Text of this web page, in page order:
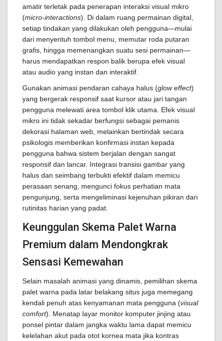
amatir terletak pada penerapan interaksi visual mikro
(micro-interactions). Di dalam ruang permainan digital,
setiap tindakan yang dilakukan oleh pengguna—mulai
dari menyentuh tombol menu, memutar roda putaran
grafis, hingga memenangkan suatu sesi permainan—
harus mendapatkan respon balik berupa efek visual
atau audio yang instan dan interaktif.
Gunakan animasi pendaran cahaya halus (glow effect)
yang bergerak responsif saat kursor atau jari tangan
pengguna melewati area tombol klik utama. Efek visual
mikro ini tidak sekadar berfungsi sebagai pemanis
dekorasi halaman web, melainkan bertindak secara
psikologis memberikan konfirmasi instan kepada
pengguna bahwa sistem berjalan dengan sangat
responsif dan lancar. Integrasi transisi gambar yang
halus dan seimbang terbukti efektif dalam memicu
perasaan senang, mengunci fokus perhatian mata
pengunjung, serta mengeliminasi kejenuhan pikiran dari
rutinitas harian yang padat.
Keunggulan Skema Palet Warna
Premium dalam Mendongkrak
Sensasi Kemewahan
Selain masalah animasi yang dinamis, pemilihan skema
palet warna pada latar belakang situs juga memegang
kendali penuh atas kenyamanan mata pengguna (visual
comfort). Menatap layar monitor komputer jinjing atau
ponsel pintar dalam jangka waktu lama dapat memicu
kelelahan akut pada otot kornea mata jika kontras